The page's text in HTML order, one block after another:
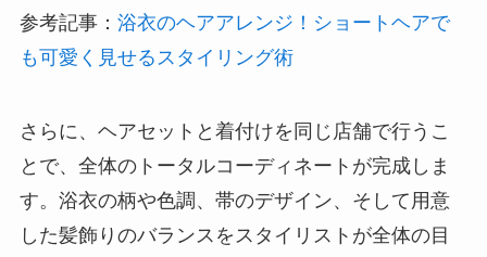
参考記事： 浴衣のヘアアレンジ！ショートヘアで
も可愛く見せるスタイリング術
さらに、ヘアセットと着付けを同じ店舗で行うこ
とで、全体のトータルコーディネートが完成しま
す。浴衣の柄や色調、帯のデザイン、そして用意
した髪飾りのバランスをスタイリストが全体の目